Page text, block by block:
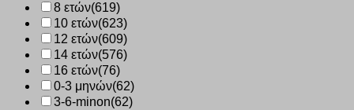
8 ετών(619)
10 ετών(623)
12 ετών(609)
14 ετών(576)
16 ετών(76)
0-3 μηνών(62)
3-6-minon(62)